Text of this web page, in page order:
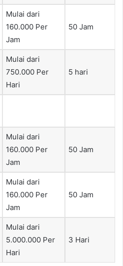
Mulai dari
160.000 Per
Jam
50 Jam
Mulai dari
750.000 Per
Hari
5 hari
Mulai dari
160.000 Per
Jam
50 Jam
Mulai dari
160.000 Per
Jam
50 Jam
Mulai dari
5.000.000 Per
Hari
3 Hari